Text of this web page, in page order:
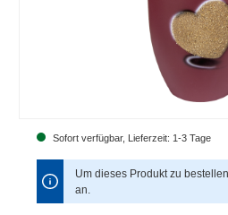
Sofort verfügbar, Lieferzeit: 1-3 Tage
Um dieses Produkt zu
an.